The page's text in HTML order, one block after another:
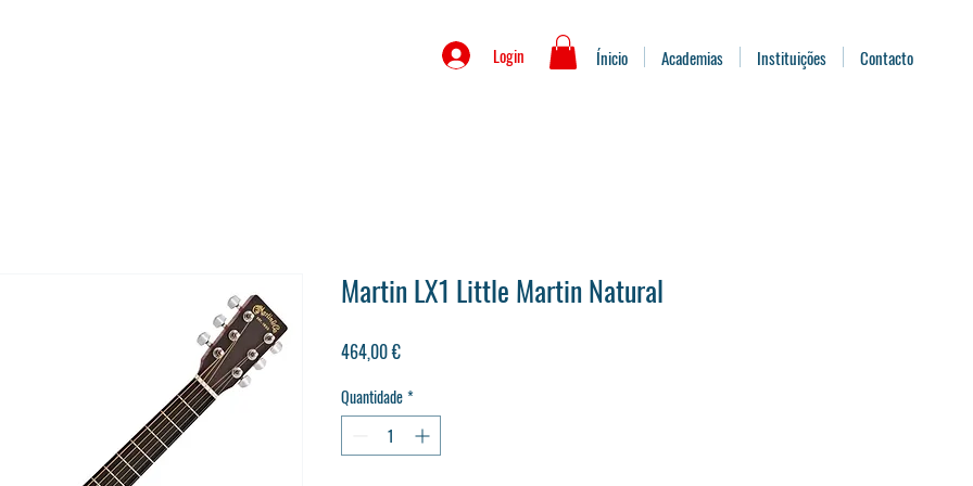
Login Ínicio Academias Instituições Contacto
Martin LX1 Little Martin Natural
464,00 €Preço
Quantidade*